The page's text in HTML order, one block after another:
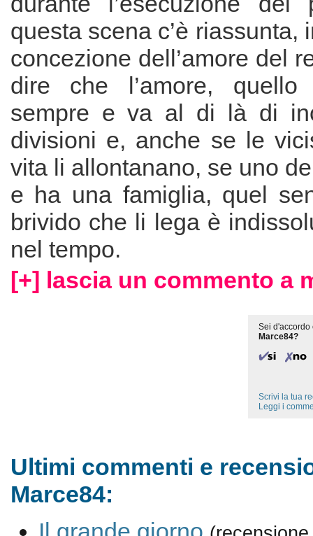
questa scena c’è riassunta,
concezione dell’amore del
dire che l’amore,
sempre e va al di là di
divisioni e, anche se le
vita li allontanano, se uno
e ha una famiglia, quel
brivido che li lega è
nel tempo.
[+] lascia un commento a
Sei d'accordo
Marce84?
Scrivi la tua
Leggi i
Ultimi commenti e
Marce84: